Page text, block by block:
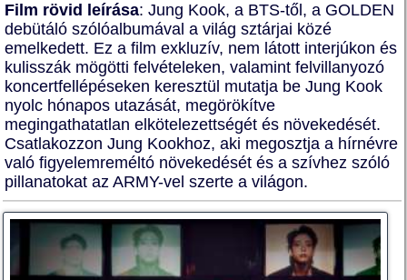
Film rövid leírása: Jung Kook, a BTS-től, a GOLDEN
debütáló szólóalbumával a világ sztárjai közé
emelkedett. Ez a film exkluzív, nem látott interjúkon és
kulisszák mögötti felvételeken, valamint felvillanyozó
koncertfellépéseken keresztül mutatja be Jung Kook
nyolc hónapos utazását, megörökítve
megingathatatlan elkötelezettségét és növekedését.
Csatlakozzon Jung Kookhoz, aki megosztja a hírnévre
való figyelemreméltó növekedését és a szívhez szóló
pillanatokat az ARMY-vel szerte a világon.